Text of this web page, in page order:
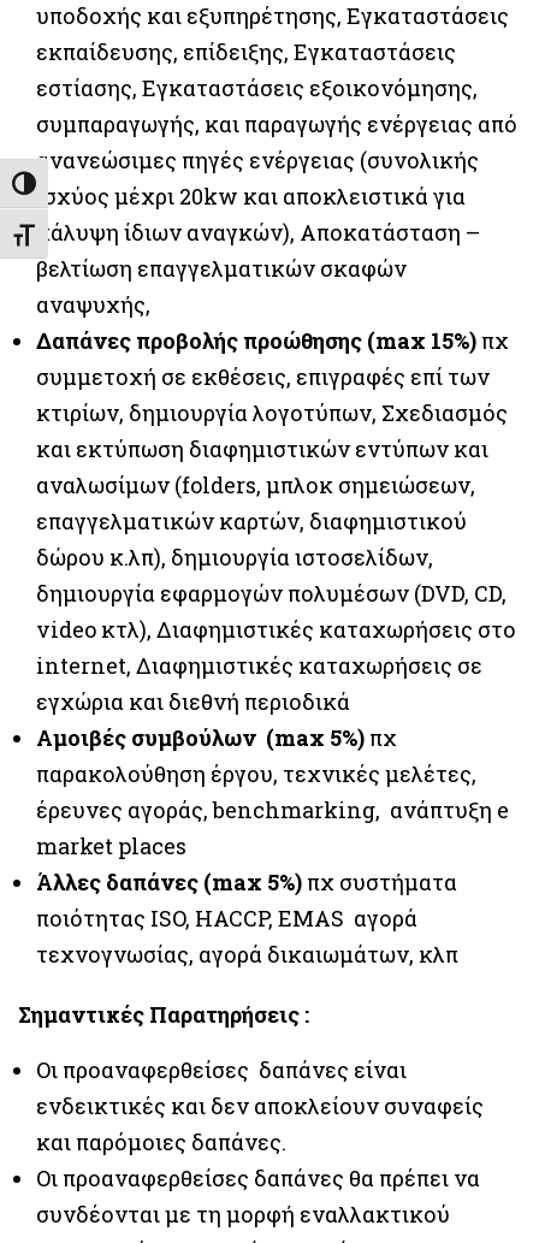
Εναλλαγή Υψηλής Αντίθεσης
Εναλλαγή Μεγέθους Γραμμάτων
υποδοχής και εξυπηρέτησης, Εγκαταστάσεις
εκπαίδευσης, επίδειξης, Εγκαταστάσεις
εστίασης, Εγκαταστάσεις εξοικονόμησης,
συμπαραγωγής, και παραγωγής ενέργειας από
ανανεώσιμες πηγές ενέργειας (συνολικής
ισχύος μέχρι 20kw και αποκλειστικά για
κάλυψη ίδιων αναγκών), Αποκατάσταση –
βελτίωση επαγγελματικών σκαφών
αναψυχής,
Δαπάνες προβολής προώθησης (max 15%) πχ
συμμετοχή σε εκθέσεις, επιγραφές επί των
κτιρίων, δημιουργία λογοτύπων, Σχεδιασμός
και εκτύπωση διαφημιστικών εντύπων και
αναλωσίμων (folders, μπλοκ σημειώσεων,
επαγγελματικών καρτών, διαφημιστικού
δώρου κ.λπ), δημιουργία ιστοσελίδων,
δημιουργία εφαρμογών πολυμέσων (DVD, CD,
video κτλ), Διαφημιστικές καταχωρήσεις στο
internet, Διαφημιστικές καταχωρήσεις σε
εγχώρια και διεθνή περιοδικά
Αμοιβές συμβούλων (max 5%) πχ
παρακολούθηση έργου, τεχνικές μελέτες,
έρευνες αγοράς, benchmarking, ανάπτυξη e
market places
Άλλες δαπάνες (max 5%) πχ συστήματα
ποιότητας ISO, HACCP, EMAS αγορά
τεχνογνωσίας, αγορά δικαιωμάτων, κλπ
Σημαντικές Παρατηρήσεις :
Οι προαναφερθείσες δαπάνες είναι
ενδεικτικές και δεν αποκλείουν συναφείς
και παρόμοιες δαπάνες.
Οι προαναφερθείσες δαπάνες θα πρέπει να
συνδέονται με τη μορφή εναλλακτικού